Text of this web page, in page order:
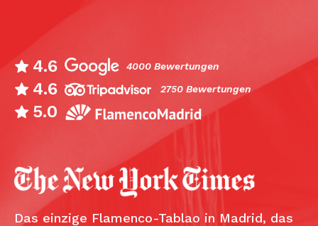
4.6 4000 Bewertungen
4.6 2750 Bewertungen
5.0
Das einzige Flamenco-Tablao in Madrid, das